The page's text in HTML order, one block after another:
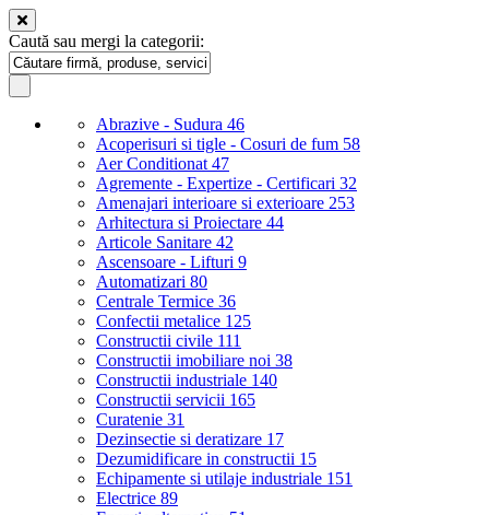
Caută sau mergi la categorii:
Abrazive - Sudura 46
Acoperisuri si tigle - Cosuri de fum 58
Aer Conditionat 47
Agremente - Expertize - Certificari 32
Amenajari interioare si exterioare 253
Arhitectura si Proiectare 44
Articole Sanitare 42
Ascensoare - Lifturi 9
Automatizari 80
Centrale Termice 36
Confectii metalice 125
Constructii civile 111
Constructii imobiliare noi 38
Constructii industriale 140
Constructii servicii 165
Curatenie 31
Dezinsectie si deratizare 17
Dezumidificare in constructii 15
Echipamente si utilaje industriale 151
Electrice 89